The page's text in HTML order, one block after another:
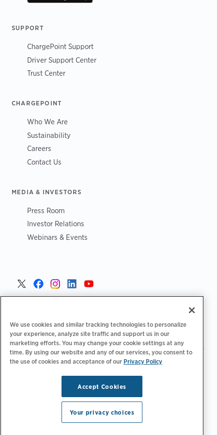
SUPPORT
ChargePoint Support
Driver Support Center
Trust Center
CHARGEPOINT
Who We Are
Sustainability
Careers
Contact Us
MEDIA & INVESTORS
Press Room
Investor Relations
Webinars & Events
Zásady ochrany osobních údajů|
Možnosti ochrany osobních
Copyright © 2026 ChargePoint, Inc. Všechna práva
We use cookies and similar tracking technologies to personalize
your experience, analyze site traffic and support us in our
marketing efforts. You may change your cookie settings at any
time. By using our website and any of our services, you consent to
the use of cookies and acceptance of our Privacy Policy
Accept Cookies
Your privacy choices